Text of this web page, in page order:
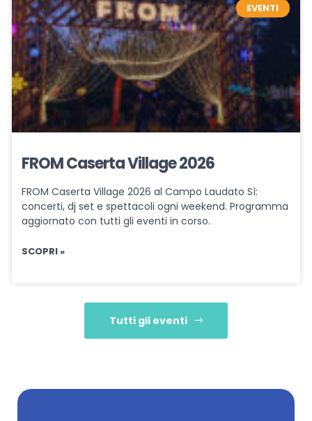
EVENTI
FROM Caserta Village 2026
FROM Caserta Village 2026 al Campo Laudato Sì:
concerti, dj set e spettacoli ogni weekend. Programma
aggiornato con tutti gli eventi in corso.
SCOPRI »
Tutti gli eventi